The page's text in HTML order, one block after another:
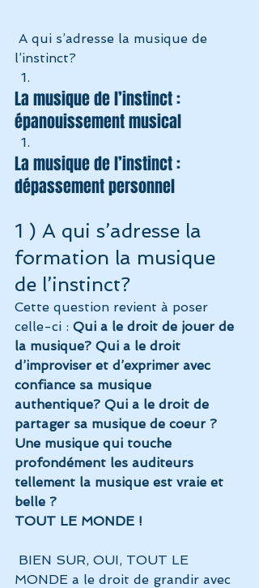
l’instinct?
La musique de l’instinct :
épanouissement musical
La musique de l’instinct :
dépassement personnel
1 ) A qui s’adresse la
formation la musique
de l’instinct?
Cette question revient à poser
celle-ci : Qui a le droit de jouer de
la musique? Qui a le droit
d’improviser et d’exprimer avec
confiance sa musique
authentique? Qui a le droit de
partager sa musique de coeur ?
Une musique qui touche
profondément les auditeurs
tellement la musique est vraie et
belle ?
TOUT LE MONDE !
MONDE a le droit de grandir avec